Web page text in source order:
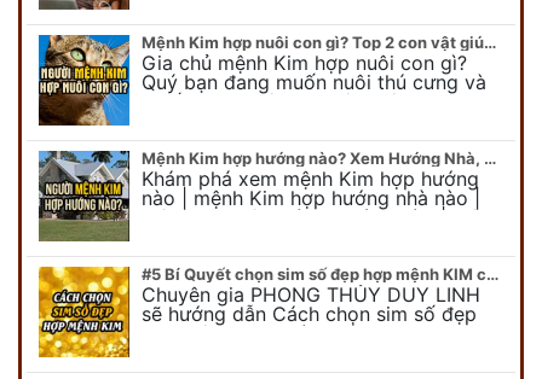
Mệnh Kim hợp nuôi con gì? Top 2 con vật giúp gia chủ Phát tài phát lộc
Gia chủ mệnh Kim hợp nuôi con gì?
Quý bạn đang muốn nuôi thú cưng và
muốn chọn một con vật nuôi hợp
Duy…
Mệnh Kim hợp hướng nào? Xem Hướng Nhà, Phòng ngủ, Làm việc hợp mệnh Kim
Khám phá xem mệnh Kim hợp hướng
nào | mệnh Kim hợp hướng nhà nào |
mệnh Kim kê giường hướng nào | mệnh
#5 Bí Quyết chọn sim số đẹp hợp mệnh KIM chuẩn xác nhất
Chuyên gia PHONG THỦY DUY LINH
sẽ hướng dẫn Cách chọn sim số đẹp
hợp mệnh KIM. Mời quý bạn theo dõi